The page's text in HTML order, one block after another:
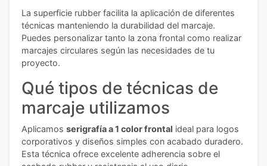
La superficie rubber facilita la aplicación de diferentes
técnicas manteniendo la durabilidad del marcaje.
Puedes personalizar tanto la zona frontal como realizar
marcajes circulares según las necesidades de tu
proyecto.
Qué tipos de técnicas de
marcaje utilizamos
Aplicamos serigrafía a 1 color frontal ideal para logos
corporativos y diseños simples con acabado duradero.
Esta técnica ofrece excelente adherencia sobre el